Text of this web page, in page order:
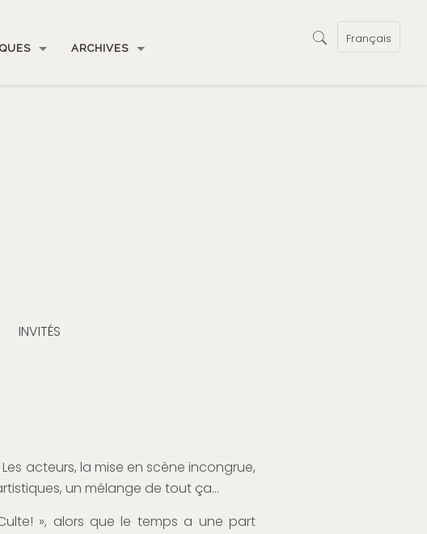
ARCHIVES
Français
INVITÉS
acteurs, la mise en scène incongrue,
un mélange de tout ça…
», alors que le temps a une part